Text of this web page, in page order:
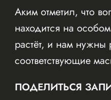
Аким отметил, что
находится на
растёт, и нам
соответствующие
ПОДЕЛИТЬСЯ